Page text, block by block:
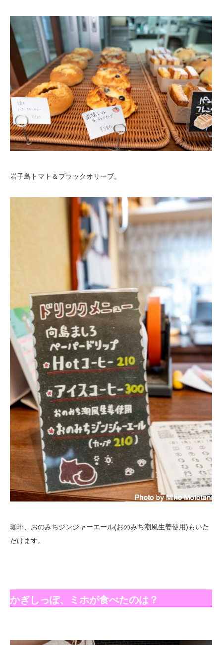
岩子島トマト＆ブラックオリーブ。
珈琲、おのみちジンジャーエール(おのみち潮風生姜使用)もいた
だけます。
かぎしっぽ、ミホが食べたのは？